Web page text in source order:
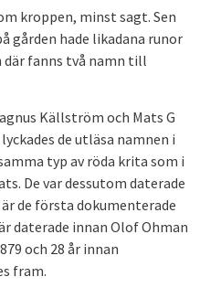
kroppen, minst sagt. Sen
gården hade likadana runor
där fanns två namn till
Källström och Mats G
de utläsa namnen i
typ av röda krita som i
De var dessutom daterade
de första dokumenterade
daterade innan Olof Ohman
och 28 år innan
fram.